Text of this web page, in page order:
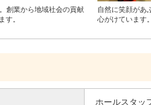
創業から地域社会の貢献
す。
自然に笑顔があ
心がけています。
ホールスタッ